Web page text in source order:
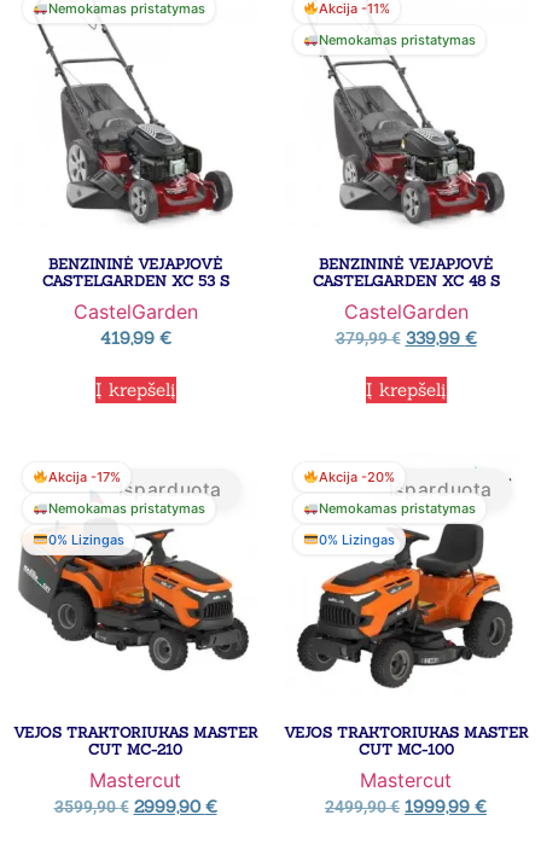
Nemokamas pristatymas
BENZININĖ VEJAPJOVĖ
CASTELGARDEN XC 53 S
CastelGarden
419,99 €
Į krepšelį
Akcija -11%
Nemokamas pristatymas
BENZININĖ VEJAPJOVĖ
CASTELGARDEN XC 48 S
CastelGarden
379,99€ 339,99 €
Į krepšelį
Akcija -17%
Nemokamas pristatymas
0% Lizingas
Išparduota
VEJOS TRAKTORIUKAS MASTER
CUT MC-210
Mastercut
3599,90€ 2999,90€
Akcija -20%
Nemokamas pristatymas
0% Lizingas
Išparduota
VEJOS TRAKTORIUKAS MASTER
CUT MC-100
Mastercut
2499,90€ 1999,99 €